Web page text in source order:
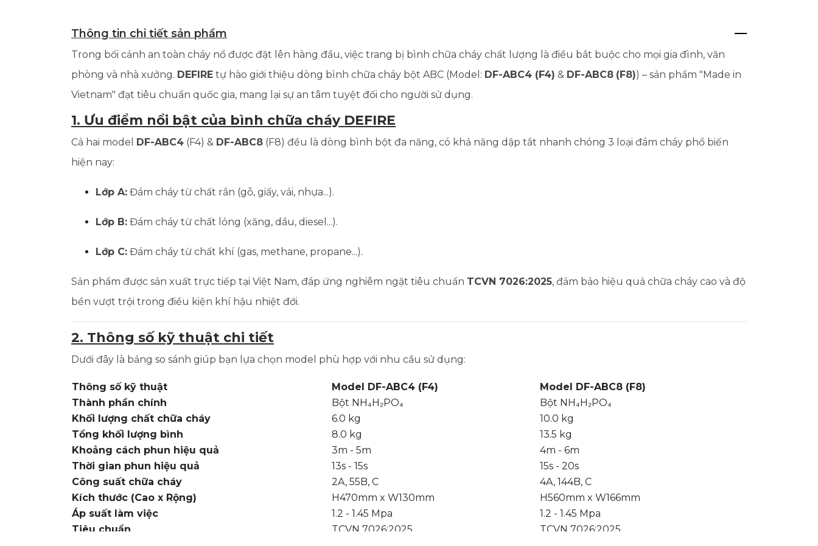
Thông tin chi tiết sản phẩm
Trong bối cảnh an toàn cháy nổ được đặt lên hàng đầu, việc trang bị bình chữa cháy chất lượng là điều bắt buộc cho mọi gia đình, văn
phòng và nhà xưởng. DEFIRE tự hào giới thiệu dòng bình chữa cháy bột ABC (Model: DF-ABC4 (F4) & DF-ABC8 (F8)) – sản phẩm "Made in
Vietnam" đạt tiêu chuẩn quốc gia, mang lại sự an tâm tuyệt đối cho người sử dụng.
1. Ưu điểm nổi bật của bình chữa cháy DEFIRE
Cả hai model DF-ABC4 (F4) & DF-ABC8 (F8) đều là dòng bình bột đa năng, có khả năng dập tắt nhanh chóng 3 loại đám cháy phổ biến
hiện nay:
Lớp A: Đám cháy từ chất rắn (gỗ, giấy, vải, nhựa...).
Lớp B: Đám cháy từ chất lỏng (xăng, dầu, diesel...).
Lớp C: Đám cháy từ chất khí (gas, methane, propane...).
Sản phẩm được sản xuất trực tiếp tại Việt Nam, đáp ứng nghiêm ngặt tiêu chuẩn TCVN 7026:2025, đảm bảo hiệu quả chữa cháy cao và độ
bền vượt trội trong điều kiện khí hậu nhiệt đới.
2. Thông số kỹ thuật chi tiết
Dưới đây là bảng so sánh giúp bạn lựa chọn model phù hợp với nhu cầu sử dụng:
Thông số kỹ thuật Model DF-ABC4 (F4)
Model DF-ABC8 (F8)
Thành phần chính
Bột NH₄H₂PO₄
Bột NH₄H₂PO₄
Khối lượng chất chữa cháy
6.0 kg
10.0 kg
Tổng khối lượng bình
8.0 kg
13.5 kg
Khoảng cách phun hiệu quả
3m - 5m
4m - 6m
Thời gian phun hiệu quả
13s - 15s
15s - 20s
Công suất chữa cháy
2A, 55B, C
4A, 144B, C
Kích thước (Cao x Rộng)
H470mm x W130mm
H560mm x W166mm
Áp suất làm việc
1.2 - 1.45 Mpa
1.2 - 1.45 Mpa
Tiêu chuẩn
TCVN 7026:2025
TCVN 7026:2025